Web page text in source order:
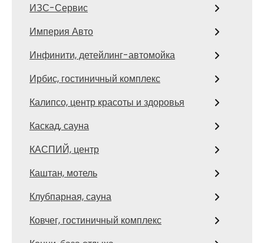
ИЗС-Сервис
Империя Авто
Инфинити, детейлинг-автомойка
Ирбис, гостиничный комплекс
Калипсо, центр красоты и здоровья
Каскад, сауна
КАСПИЙ, центр
Каштан, мотель
Клубпарная, сауна
Ковчег, гостиничный комплекс